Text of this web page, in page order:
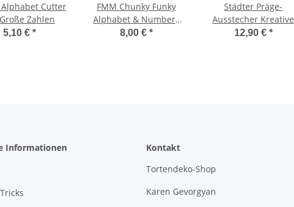
Alphabet Cutter
Zahlen
5,10 € *
FMM Chunky Funky
Alphabet & Numbers
Set Tappits
8,00 € *
Städter Präge-
Ausstecher Kreative
Kiste 3–8 cm Set, 53-
12,90 € *
Informationen
Kontakt
Tortendeko-Shop
Karen Gevorgyan